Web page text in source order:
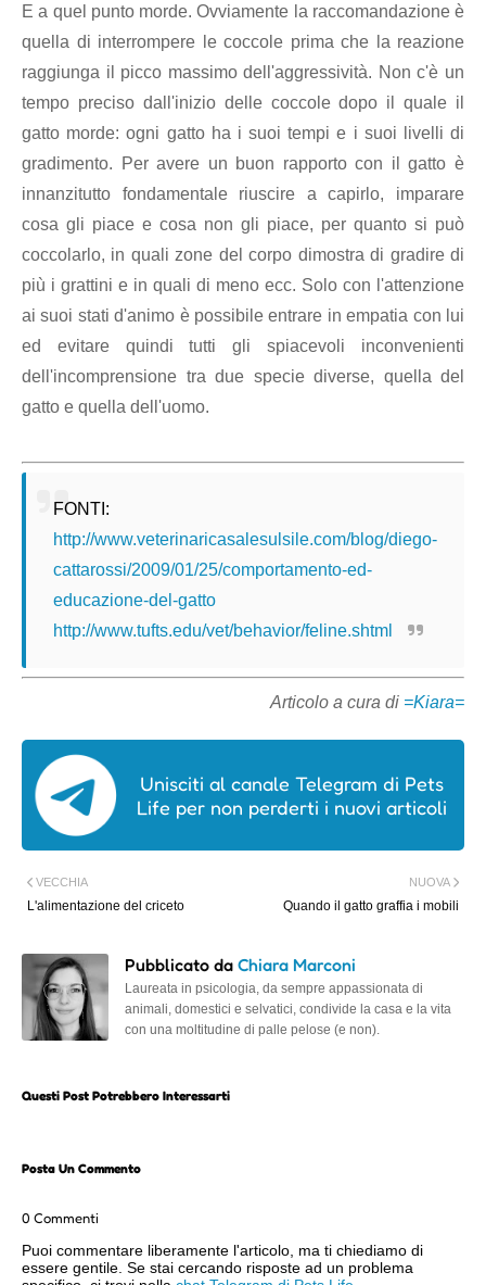
E a quel punto morde. Ovviamente la raccomandazione è
quella di interrompere le coccole prima che la reazione
raggiunga il picco massimo dell'aggressività. Non c'è un
tempo preciso dall'inizio delle coccole dopo il quale il
gatto morde: ogni gatto ha i suoi tempi e i suoi livelli di
gradimento. Per avere un buon rapporto con il gatto è
innanzitutto fondamentale riuscire a capirlo, imparare
cosa gli piace e cosa non gli piace, per quanto si può
coccolarlo, in quali zone del corpo dimostra di gradire di
più i grattini e in quali di meno ecc. Solo con l'attenzione
ai suoi stati d'animo è possibile entrare in empatia con lui
ed evitare quindi tutti gli spiacevoli inconvenienti
dell'incomprensione tra due specie diverse, quella del
gatto e quella dell'uomo.
FONTI:
http://www.veterinaricasalesulsile.com/blog/diego-
cattarossi/2009/01/25/comportamento-ed-
educazione-del-gatto
http://www.tufts.edu/vet/behavior/feline.shtml
Articolo a cura di =Kiara=
Unisciti al canale Telegram di Pets
Life per non perderti i nuovi articoli
NUOVA
Quando il gatto graffia i mobili
VECCHIA
L'alimentazione del criceto
Pubblicato da Chiara Marconi
Laureata in psicologia, da sempre appassionata di
animali, domestici e selvatici, condivide la casa e la vita
con una moltitudine di palle pelose (e non).
Questi Post Potrebbero Interessarti
Posta Un Commento
0 Commenti
Puoi commentare liberamente l'articolo, ma ti chiediamo di
essere gentile. Se stai cercando risposte ad un problema